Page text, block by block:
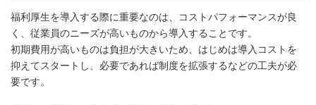
福利厚生を導入する際に重要なのは、コストパフォーマンスが良
く、従業員のニーズが高いものから導入することです。
初期費用が高いものは負担が大きいため、はじめは導入コストを
抑えてスタートし、必要であれば制度を拡張するなどの工夫が必
要です。